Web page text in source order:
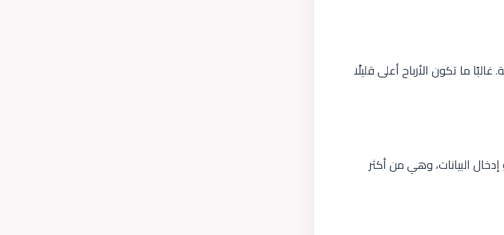
ما تكون الأرباح أعلى قليلًا
البيانات، وهي من أكثر